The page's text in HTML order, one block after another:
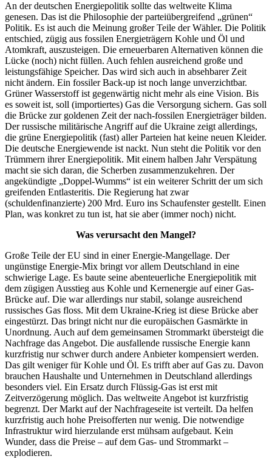
An der deutschen Energiepolitik sollte das weltweite Klima
genesen. Das ist die Philosophie der parteiübergreifend „grünen“
Politik. Es ist auch die Meinung großer Teile der Wähler. Die Politik
entschied, zügig aus fossilen Energieträgern Kohle und Öl und
Atomkraft, auszusteigen. Die erneuerbaren Alternativen können die
Lücke (noch) nicht füllen. Auch fehlen ausreichend große und
leistungsfähige Speicher. Das wird sich auch in absehbarer Zeit
nicht ändern. Ein fossiler Back-up ist noch lange unverzichtbar.
Grüner Wasserstoff ist gegenwärtig nicht mehr als eine Vision. Bis
es soweit ist, soll (importiertes) Gas die Versorgung sichern. Gas soll
die Brücke zur goldenen Zeit der nach-fossilen Energieträger bilden.
Der russische militärische Angriff auf die Ukraine zeigt allerdings,
die grüne Energiepolitik (fast) aller Parteien hat keine neuen Kleider.
Die deutsche Energiewende ist nackt. Nun steht die Politik vor den
Trümmern ihrer Energiepolitik. Mit einem halben Jahr Verspätung
macht sie sich daran, die Scherben zusammenzukehren. Der
angekündigte „Doppel-Wumms“ ist ein weiterer Schritt der um sich
greifenden Entlasteritis. Die Regierung hat zwar
(schuldenfinanzierte) 200 Mrd. Euro ins Schaufenster gestellt. Einen
Plan, was konkret zu tun ist, hat sie aber (immer noch) nicht.
Was verursacht den Mangel?
Große Teile der EU sind in einer Energie-Mangellage. Der
ungünstige Energie-Mix bringt vor allem Deutschland in eine
schwierige Lage. Es baute seine abenteuerliche Energiepolitik mit
dem zügigen Ausstieg aus Kohle und Kernenergie auf einer Gas-
Brücke auf. Die war allerdings nur stabil, solange ausreichend
russisches Gas floss. Mit dem Ukraine-Krieg ist diese Brücke aber
eingestürzt. Das bringt nicht nur die europäischen Gasmärkte in
Unordnung. Auch auf dem gemeinsamen Strommarkt übersteigt die
Nachfrage das Angebot. Die ausfallende russische Energie kann
kurzfristig nur schwer durch andere Anbieter kompensiert werden.
Das gilt weniger für Kohle und Öl. Es trifft aber auf Gas zu. Davon
brauchen Haushalte und Unternehmen in Deutschland allerdings
besonders viel. Ein Ersatz durch Flüssig-Gas ist erst mit
Zeitverzögerung möglich. Das weltweite Angebot ist kurzfristig
begrenzt. Der Markt auf der Nachfrageseite ist verteilt. Da helfen
kurzfristig auch hohe Preisofferten nur wenig. Die notwendige
Infrastruktur wird hierzulande erst mühsam aufgebaut. Kein
Wunder, dass die Preise – auf dem Gas- und Strommarkt –
explodieren.